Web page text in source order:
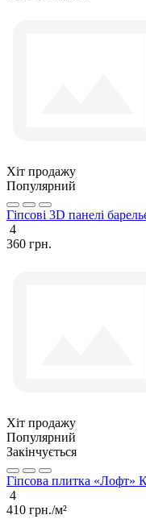
Хіт продажу
Популярний
Гіпсові 3D панелі
4
360 грн.
Хіт продажу
Популярний
Закінчується
Гіпсова плитка «Лофт»
4
410 грн./м²